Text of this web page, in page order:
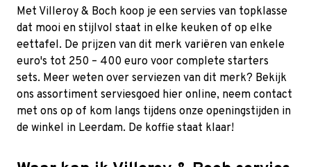
Met Villeroy & Boch koop je een servies van topklasse
dat mooi en stijlvol staat in elke keuken of op elke
eettafel. De prijzen van dit merk variëren van enkele
euro's tot 250 – 400 euro voor complete starters
sets. Meer weten over serviezen van dit merk? Bekijk
ons assortiment serviesgoed hier online, neem contact
met ons op of kom langs tijdens onze openingstijden in
de winkel in Leerdam. De koffie staat klaar!